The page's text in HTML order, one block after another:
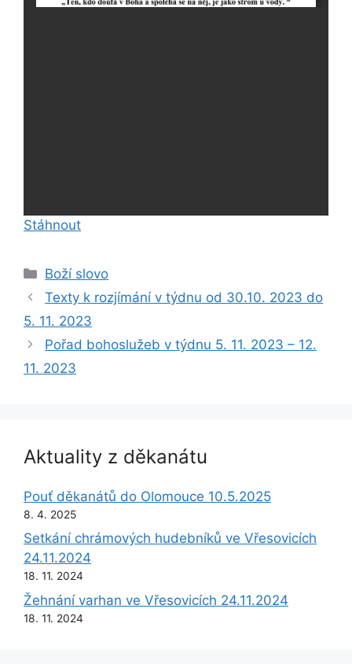
Stáhnout
Rubriky
Boží slovo
Texty k rozjímání v týdnu od 30.10. 2023 do
5. 11. 2023
Pořad bohoslužeb v týdnu 5. 11. 2023 – 12.
11. 2023
Aktuality z děkanátu
Pouť děkanátů do Olomouce 10.5.2025
8. 4. 2025
Setkání chrámových hudebníků ve Vřesovicích
24.11.2024
18. 11. 2024
Žehnání varhan ve Vřesovicích 24.11.2024
18. 11. 2024